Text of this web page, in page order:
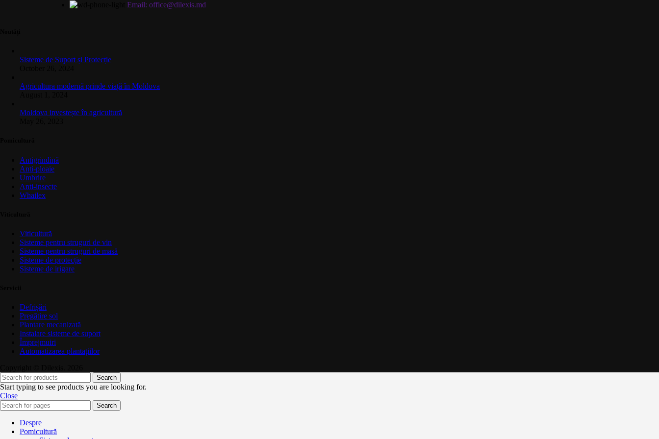
Email: office@dilexis.md
Sisteme de Suport și Protecție
Agricultura modernă prinde viață în Moldova
Moldova investește în agricultură
Antigrindină
Anti-ploaie
Umbrire
Anti-insecte
Whailex
Viticultură
Sisteme pentru struguri de vin
Sisteme pentru struguri de masă
Sisteme de protecție
Sisteme de irigare
Defrișări
Pregătire sol
Plantare mecanizată
Instalare sisteme de suport
Împrejmuiri
Automatizarea plantațiilor
Search
Start typing to see products you are looking for.
Close
Search
Despre
Pomicultură